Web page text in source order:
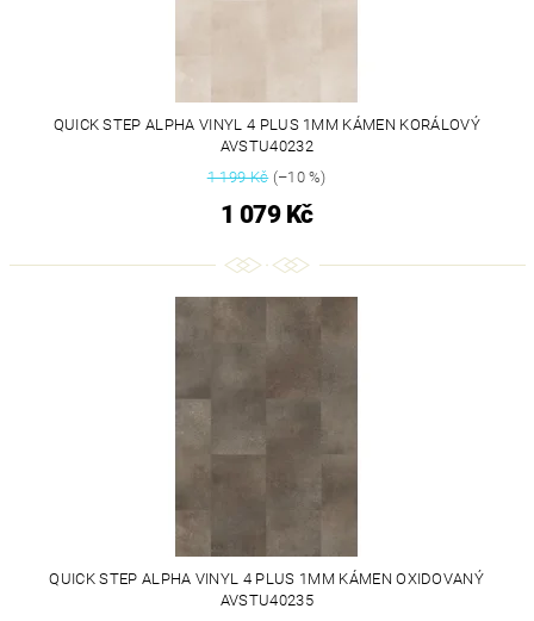
QUICK STEP ALPHA VINYL 4 PLUS 1MM KÁMEN KORÁLOVÝ
AVSTU40232
1 199 Kč(–10 %)
1 079 Kč
QUICK STEP ALPHA VINYL 4 PLUS 1MM KÁMEN OXIDOVANÝ
AVSTU40235